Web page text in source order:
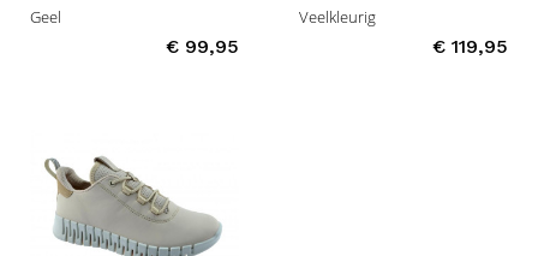
Geel
€ 99,95
Veelkleurig
€ 119,95